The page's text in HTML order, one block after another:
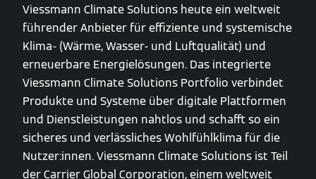
Viessmann Climate Solutions heute ein weltweit
führender Anbieter für effiziente und systemische
Klima- (Wärme, Wasser- und Luftqualität) und
erneuerbare Energielösungen. Das integrierte
Viessmann Climate Solutions Portfolio verbindet
Produkte und Systeme über digitale Plattformen
und Dienstleistungen nahtlos und schafft so ein
sicheres und verlässliches Wohlfühlklima für die
Nutzer:innen. Viessmann Climate Solutions ist Teil
der Carrier Global Corporation, einem weltweit